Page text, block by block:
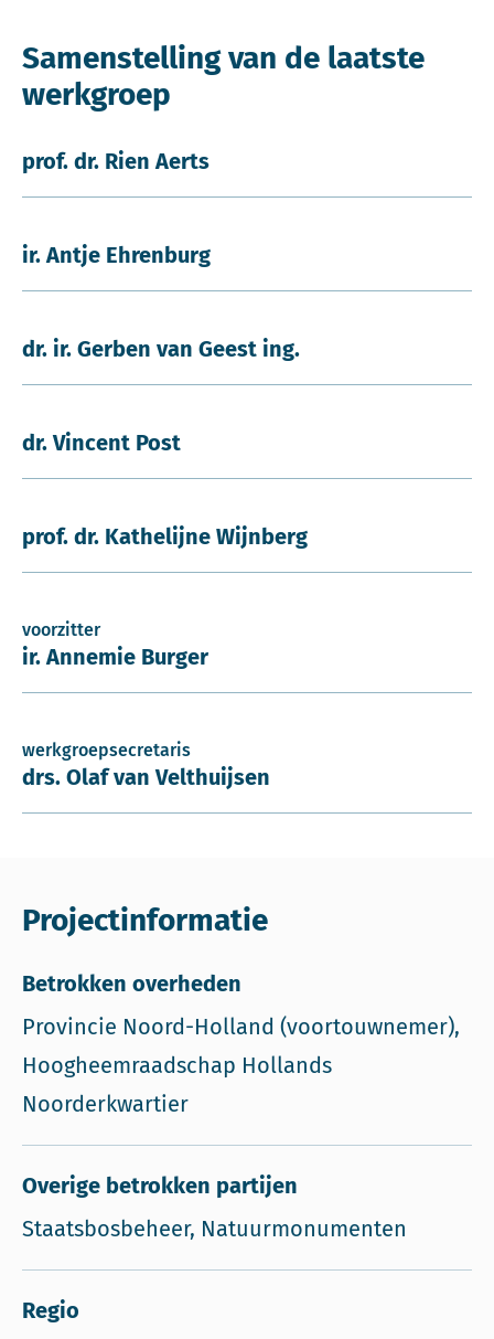
Samenstelling van de laatste
werkgroep
prof. dr. Rien Aerts
ir. Antje Ehrenburg
dr. ir. Gerben van Geest ing.
dr. Vincent Post
prof. dr. Kathelijne Wijnberg
voorzitter
ir. Annemie Burger
werkgroepsecretaris
drs. Olaf van Velthuijsen
Projectinformatie
Betrokken overheden
Provincie Noord-Holland (voortouwnemer),
Hoogheemraadschap Hollands
Noorderkwartier
Overige betrokken partijen
Staatsbosbeheer, Natuurmonumenten
Regio